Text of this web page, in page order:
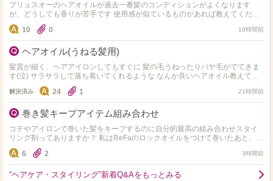
プリュスオーのヘアオイルが過去一番髪のコンディションがよくなります
が、どうしても香りが苦手です 使用感が似ているものがあれば教えてくださ
い
10 0 10時間前
ヘアオイル(うねる髪用)
髪質が細く、ヘアアイロンしてもすぐに 髪の毛うねったりパヤ毛がでてきま
す(泣) サラサラして落ち着いてくれるような なんか良いヘアオイル教えてく
解決済み 24 1 21時間前
巻き髪キープアイテム組み合わせ
コテやアイロンで巻いた髪をキープするのに自分的最高の組み合わせスタイ
リング剤ってありますか？ 私はReFaのロックオイルをつけて巻いたあと、同
じくReFaのロックバームを少し付けるのが今のと…
6 2 3時間前
“ヘアケア・スタイリング”新着Q&Aをもっとみる